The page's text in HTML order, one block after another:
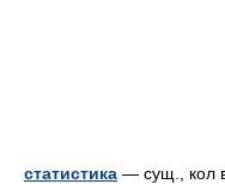
статистика — сущ., кол